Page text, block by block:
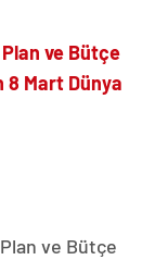
ve Bütçe
8 Mart Dünya
ve Bütçe